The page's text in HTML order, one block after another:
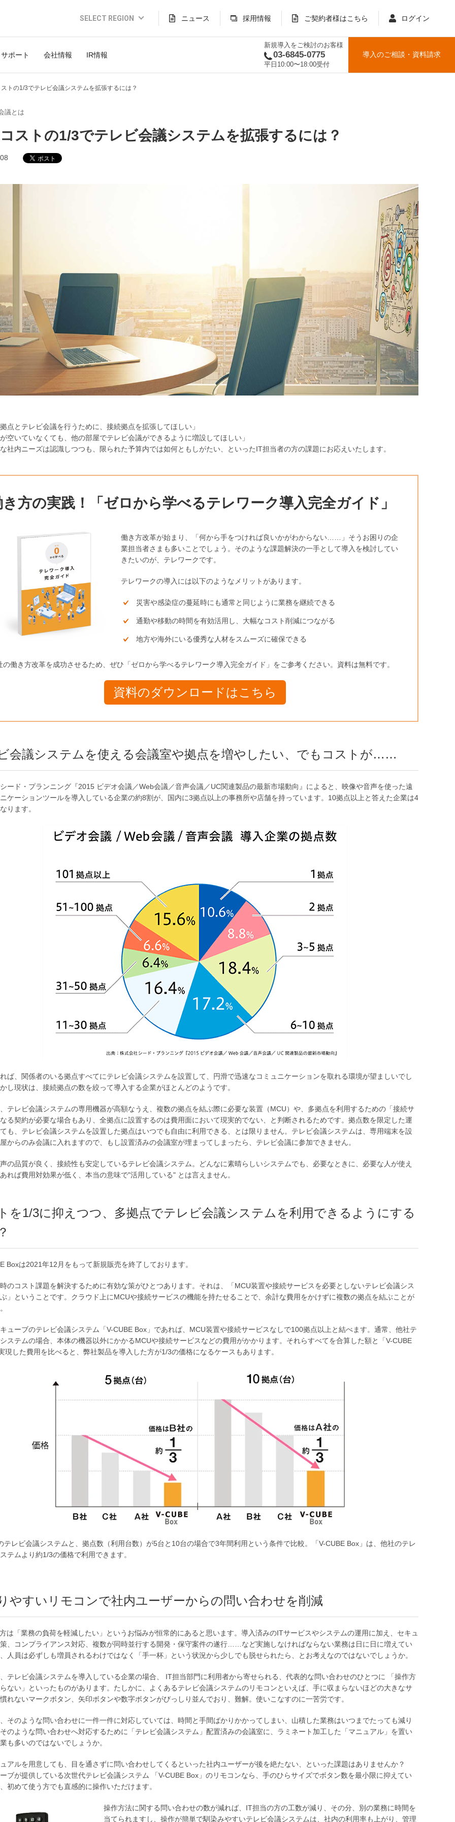
SELECT REGION
Global Website (English)
JAPAN (日本語)
TAIWAN(繁體)
ニュース 採用情報 ご契約者様はこちら ログイン
サポート 会社情報 IR情報
新規導入をご検討のお客様
03-6845-0775
平日10:00〜18:00受付
導入のご相談 ・ 資料請求
トの1/3でテレビ会議システムを拡張するには？
議とは
ストの1/3でテレビ会議システムを拡張するには？
点とテレビ会議を行うために、接続拠点を拡張してほしい」
空いていなくても、他の部屋でテレビ会議ができるように増設してほしい」
社内ニーズは認識しつつも、限られた予算内では如何ともしがたい、といったIT担当者の方の課題にお応えいたします。
き方の実践！「ゼロから学べるテレワーク導入完全ガイド」
働き方改革が始まり、「何から手をつければ良いかがわからない……」そうお困りの企
業担当者さまも多いことでしょう。そのような課題解決の一手として導入を検討してい
きたいのが、テレワークです。
テレワークの導入には以下のようなメリットがあります。
災害や感染症の蔓延時にも通常と同じように業務を継続できる
通勤や移動の時間を有効活用し、大幅なコスト削減につながる
地方や海外にいる優秀な人材をスムーズに確保できる
の働き方改革を成功させるため、ぜひ「ゼロから学べるテレワーク導入完全ガイド」をご参考ください。資料は無料です。
資料のダウンロードはこちら
会議システムを使える会議室や拠点を増やしたい、でもコストが……
ード・プランニング『2015 ビデオ会議／Web会議／音声会議／UC関連製品の最新市場動向』によると、映像や音声を使った遠
ケーションツールを導入している企業の約8割が、国内に3拠点以上の事務所や店舗を持っています。10拠点以上と答えた企業は4
ります。
ば、関係者のいる拠点すべてにテレビ会議システムを設置して、円滑で迅速なコミュニケーションを取れる環境が望ましいでし
し現状は、接続拠点の数を絞って導入する企業がほとんどのようです。
テレビ会議システムの専用機器が高額なうえ、複数の拠点を結ぶ際に必要な装置（MCU）や、多拠点を利用するための「接続サ
る契約が必要な場合もあり、全拠点に設置するのは費用面において現実的でない、と判断されるためです。拠点数を限定した運
も、テレビ会議システムを設置した拠点はいつでも自由に利用できる、とは限りません。テレビ会議システムは、専用端末を設
からのみ会議に入れますので、もし設置済みの会議室が埋まってしまったら、テレビ会議に参加できません。
の品質が良く、接続性も安定しているテレビ会議システム。どんなに素晴らしいシステムでも、必要なときに、必要な人が使え
れば費用対効果が低く、本当の意味で"活用している" とは言えません。
を1/3に抑えつつ、多拠点でテレビ会議システムを利用できるようにする
Boxは2021年12月をもって新規販売を終了しております。
のコスト課題を解決するために有効な策がひとつあります。それは、「MCU装置や接続サービスを必要としないテレビ会議シス
」ということです。クラウド上にMCUや接続サービスの機能を持たせることで、余計な費用をかけずに複数の拠点を結ぶことが
ューブのテレビ会議システム「V-CUBE Box」であれば、MCU装置や接続サービスなしで100拠点以上と結べます。通常、他社テ
ステムの場合、本体の機器以外にかかるMCUや接続サービスなどの費用がかかります。それらすべてを合算した額と「V-CUBE
現した費用を比べると、弊社製品を導入した方が1/3の価格になるケースもあります。
テレビ会議システムと、拠点数（利用台数）が5台と10台の場合で3年間利用という条件で比較。「V-CUBE Box」は、他社のテレ
テムより約1/3の価格で利用できます。
やすいリモコンで社内ユーザーからの問い合わせを削減
は「業務の負荷を軽減したい」というお悩みが恒常的にあると思います。導入済みのITサービスやシステムの運用に加え、セキュ
、コンプライアンス対応、複数が同時並行する開発・保守案件の遂行……など実施しなければならない業務は日に日に増えてい
人員は必ずしも増員されるわけではなく「手一杯」という状況から少しでも脱せられたら、とお考えなのではないでしょうか。
テレビ会議システムを導入している企業の場合、 IT担当部門に利用者から寄せられる、代表的な問い合わせのひとつに 「操作方
ない」といったものがあります。たしかに、よくあるテレビ会議システムのリモコンといえば、手に収まらないほどの大きなサ
れないマークボタン、矢印ボタンや数字ボタンがびっしり並んでおり、難解。使いこなすのに一苦労です。
そのような問い合わせに一件一件に対応していては、時間と手間ばかりかかってしまい、山積した業務はいつまでたっても減り
のような問い合わせへ対応するために「テレビ会議システム」配置済みの会議室に、ラミネート加工した「マニュアル」を置い
も多いのではないでしょうか。
アルを用意しても、目を通さずに問い合わせしてくるといった社内ユーザーが後を絶たない、といった課題はありませんか？
ブが提供している次世代テレビ会議システム 「V-CUBE Box」のリモコンなら、手のひらサイズでボタン数を最小限に抑えてい
初めて使う方でも直感的に操作いただけます。
操作方法に関する問い合わせの数が減れば、IT担当の方の工数が減り、その分、別の業務に時間を
当てられますし、操作が簡単で馴染みやすいテレビ会議システムは、社内の利用率も上がり、管理